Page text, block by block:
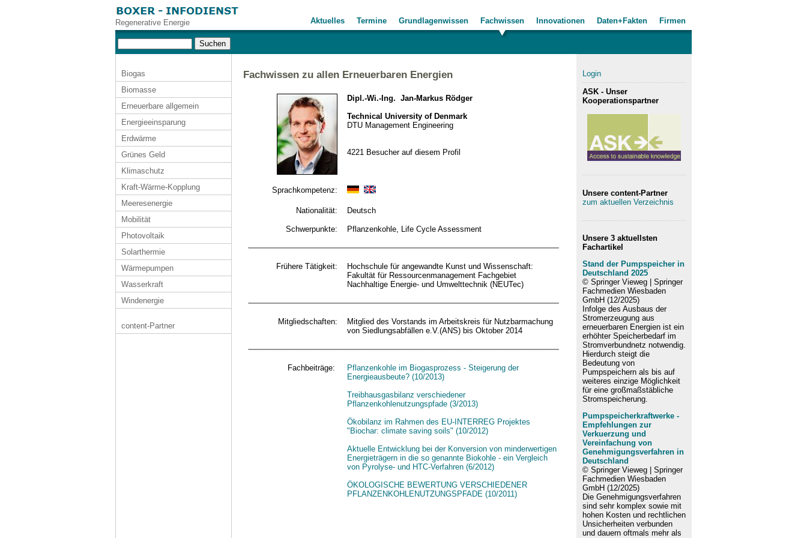
Regenerative Energie Firmen
Daten+Fakten
Innovationen
Fachwissen
Grundlagenwissen
Termine
Aktuelles
Biogas
Biomasse
Erneuerbare allgemein
Energieeinsparung
Erdwärme
Grünes Geld
Klimaschutz
Kraft-Wärme-Kopplung
Meeresenergie
Mobilität
Photovoltaik
Solarthermie
Wärmepumpen
Wasserkraft
Windenergie
content-Partner
Fachwissen zu allen Erneuerbaren Energien
Dipl.-Wi.-Ing. Jan-Markus Rödger
Technical University of Denmark
DTU Management Engineering
4221 Besucher auf diesem Profil
Sprachkompetenz:
Nationalität: Deutsch
Schwerpunkte: Pflanzenkohle, Life Cycle Assessment
Frühere Tätigkeit:
Hochschule für angewandte Kunst und Wissenschaft:
Fakultät für Ressourcenmanagement Fachgebiet
Nachhaltige Energie- und Umwelttechnik (NEUTec)
Mitgliedschaften:
Mitglied des Vorstands im Arbeitskreis für Nutzbarmachung
von Siedlungsabfällen e.V.(ANS) bis Oktober 2014
Fachbeiträge:
Pflanzenkohle im Biogasprozess - Steigerung der
Energieausbeute? (10/2013)
Treibhausgasbilanz verschiedener
Pflanzenkohlenutzungspfade (3/2013)
Ökobilanz im Rahmen des EU-INTERREG Projektes
"Biochar: climate saving soils" (10/2012)
Aktuelle Entwicklung bei der Konversion von minderwertigen
Energieträgern in die so genannte Biokohle - ein Vergleich
von Pyrolyse- und HTC-Verfahren (6/2012)
ÖKOLOGISCHE BEWERTUNG VERSCHIEDENER
PFLANZENKOHLENUTZUNGSPFADE (10/2011)
Login
ASK - Unser
Kooperationspartner
Unsere content-Partner
zum aktuellen Verzeichnis
Unsere 3 aktuellsten
Fachartikel
Stand der Pumpspeicher in
Deutschland 2025
© Springer Vieweg | Springer
Fachmedien Wiesbaden
GmbH (12/2025)
Infolge des Ausbaus der
Stromerzeugung aus
erneuerbaren Energien ist ein
erhöhter Speicherbedarf im
Stromverbundnetz notwendig.
Hierdurch steigt die
Bedeutung von
Pumpspeichern als bis auf
weiteres einzige Möglichkeit
für eine großmaßstäbliche
Stromspeicherung.
Pumpspeicherkraftwerke -
Empfehlungen zur
Verkuerzung und
Vereinfachung von
Genehmigungsverfahren in
Deutschland
© Springer Vieweg | Springer
Fachmedien Wiesbaden
GmbH (12/2025)
Die Genehmigungsverfahren
sind sehr komplex sowie mit
hohen Kosten und rechtlichen
Unsicherheiten verbunden
und dauern oftmals mehr als